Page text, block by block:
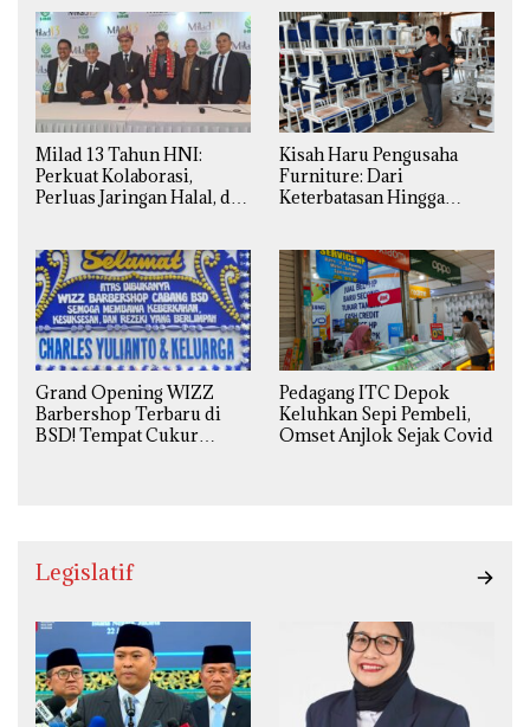
Milad 13 Tahun HNI:
Perkuat Kolaborasi,
Perluas Jaringan Halal, dan
Kisah Haru Pengusaha
Furniture: Dari
Keterbatasan Hingga
Grand Opening WIZZ
Barbershop Terbaru di
BSD! Tempat Cukur
Pedagang ITC Depok
Keluhkan Sepi Pembeli,
Omset Anjlok Sejak Covid
Legislatif